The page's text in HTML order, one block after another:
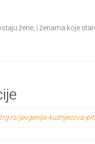
žene, i ženama koje
jevgenija-kuznjecova-